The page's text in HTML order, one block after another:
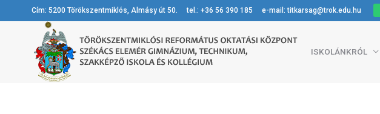
Cím: 5200 Törökszentmiklós, Almásy út 50. tel.: +36 56 390 185 e-mail: titkarsag@trok.edu.hu
ISKOLÁNKRÓL